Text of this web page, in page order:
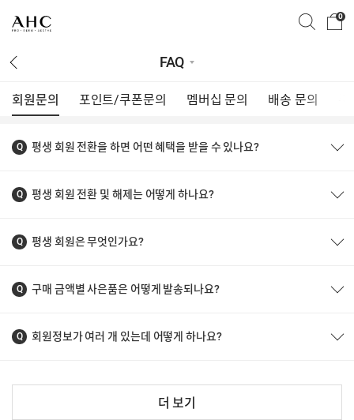
0
FAQ
회원문의 포인트/쿠폰문의 멤버십 문의 배송 문의
평생 회원 전환을 하면 어떤 혜택을 받을 수 있나요?
평생 회원 전환 및 해제는 어떻게 하나요?
평생 회원은 무엇인가요?
구매 금액별 사은품은 어떻게 발송되나요?
회원정보가 여러 개 있는데 어떻게 하나요?
더 보기